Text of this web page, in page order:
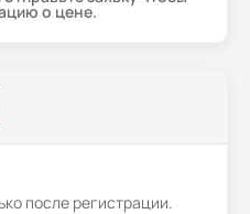
о цене.
после регистрации.